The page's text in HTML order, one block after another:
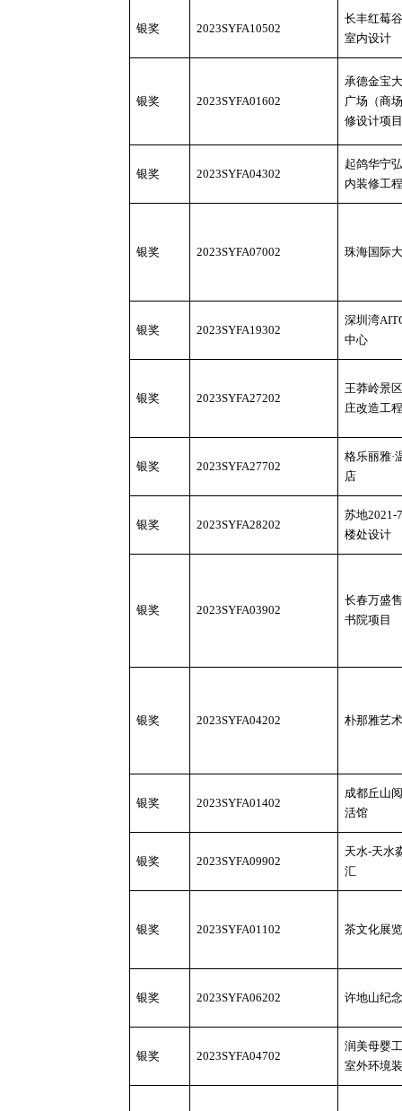
银奖 2023SYFA10502
长丰红莓
室内设计
银奖 2023SYFA01602
承德金宝
广场（商
修设计项目
银奖 2023SYFA04302
起鸽华宁
内装修工程
银奖 2023SYFA07002 珠海国际
银奖 2023SYFA19302
深圳湾
中心
银奖 2023SYFA27202
王莽岭景
庄改造工程
银奖 2023SYFA27702
格乐丽雅·
店
银奖 2023SYFA28202
苏地2021-
楼处设计
银奖 2023SYFA03902
长春万盛
书院项目
银奖 2023SYFA04202 朴那雅艺
银奖 2023SYFA01402
成都丘山
活馆
银奖 2023SYFA09902
天水-天水
汇
银奖 2023SYFA01102 茶文化展
银奖 2023SYFA06202 许地山纪
银奖 2023SYFA04702
润美母婴
室外环境